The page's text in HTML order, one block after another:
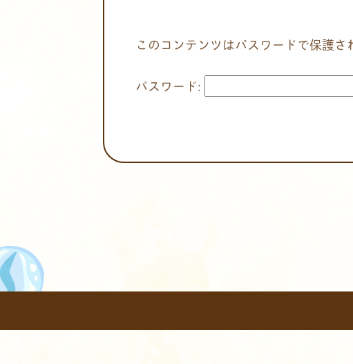
このコンテンツはパスワードで保護
パスワード: